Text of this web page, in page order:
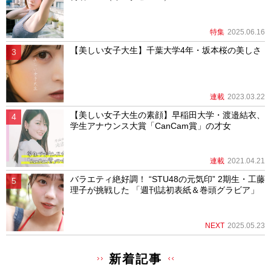
特集 2025.06.16
【美しい女子大生】千葉大学4年・坂本桜の美しさ
連載 2023.03.22
【美しい女子大生の素顔】早稲田大学・渡邉結衣、
学生アナウンス大賞「CanCam賞」の才女
連載 2021.04.21
バラエティ絶好調！ “STU48の元気印” 2期生・工藤
理子が挑戦した 「週刊誌初表紙＆巻頭グラビア」
NEXT 2025.05.23
新着記事